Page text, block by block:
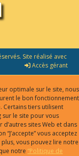
Site réalisé avec
Accès gérant
optimale sur le site, nous
le bon fonctionnement
Certains tiers utilisent
sur le site pour vous
sites Web et dans
vous acceptez
vous pouvez lire notre
notre “Politique de